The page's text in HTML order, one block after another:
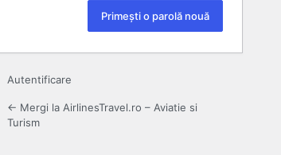
Autentificare
← Mergi la AirlinesTravel.ro – Aviatie si
Turism